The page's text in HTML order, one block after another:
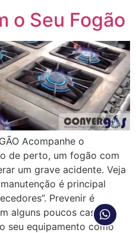
o Seu Fogão
Acompanhe o
de perto, um fogão com
um grave acidente. Veja
é principal
Prevenir é
alguns poucos casos
seu equipamento como